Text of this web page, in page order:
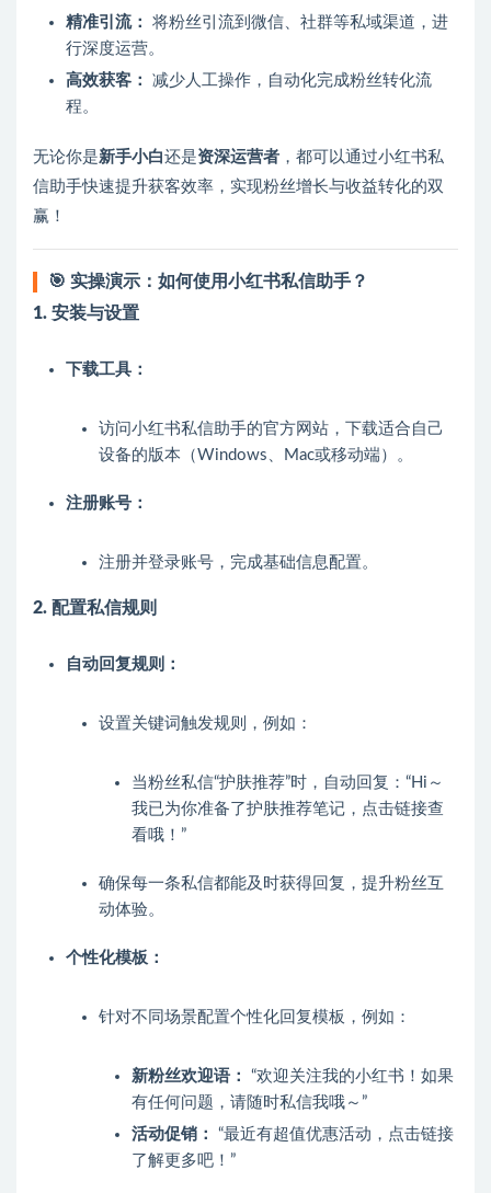
精准引流：
将粉丝引流到微信、社群等私域渠道，进
行深度运营。
高效获客：
减少人工操作，自动化完成粉丝转化流
程。
无论你是新手小白还是资深运营者 ，都可以通过小红书私
信助手快速提升获客效率，实现粉丝增长与收益转化的双
赢！
🎯 实操演示：如何使用小红书私信助手？
1. 安装与设置
下载工具：
访问小红书私信助手的官方网站，下载适合自己
设备的版本（Windows、Mac或移动端）。
注册账号：
注册并登录账号，完成基础信息配置。
2. 配置私信规则
自动回复规则：
设置关键词触发规则，例如：
当粉丝私信“护肤推荐”时，自动回复：“Hi～
我已为你准备了护肤推荐笔记，点击链接查
看哦！”
确保每一条私信都能及时获得回复，提升粉丝互
动体验。
个性化模板：
针对不同场景配置个性化回复模板，例如：
新粉丝欢迎语：
“欢迎关注我的小红书！如果
有任何问题，请随时私信我哦～”
活动促销：
“最近有超值优惠活动，点击链接
了解更多吧！”